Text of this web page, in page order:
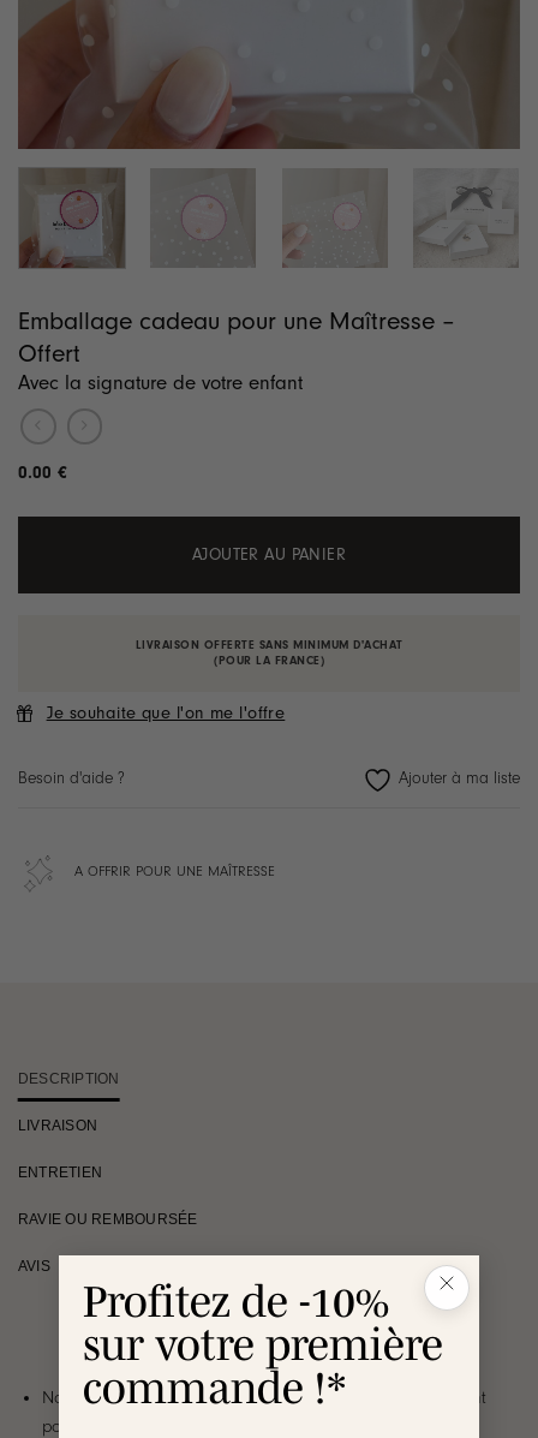
Profitez de -10%
sur votre première
commande !*
Emballage cadeau pour une Maîtresse –
Offert
Avec la signature de votre enfant
0.00 €
AJOUTER AU PANIER
LIVRAISON OFFERTE SANS MINIMUM D'ACHAT
(POUR LA FRANCE)
Je souhaite que l'on me l'offre
Besoin d'aide ?
A OFFRIR POUR UNE MAÎTRESSE
DESCRIPTION
LIVRAISON
ENTRETIEN
RAVIE OU REMBOURSÉE
AVIS
Nous avons imaginé cet emballage cadeau spécialement
pour les Maîtresses